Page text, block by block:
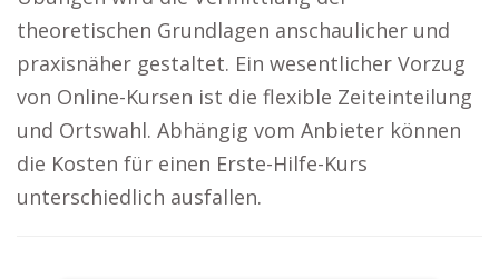
theoretischen Grundlagen anschaulicher und
praxisnäher gestaltet. Ein wesentlicher Vorzug
von Online-Kursen ist die flexible Zeiteinteilung
und Ortswahl. Abhängig vom Anbieter können
die Kosten für einen Erste-Hilfe-Kurs
unterschiedlich ausfallen.